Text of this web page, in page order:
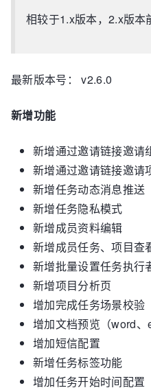
相较于1.x版本，2.x版
最新版本号： v2.6.0
新增功能
新增通过邀请链接邀请
新增通过邀请链接邀请
新增任务动态消息推送
新增任务隐私模式
新增成员资料编辑
新增成员任务、项目查
新增批量设置任务执行
新增项目分析页
增加完成任务场景校验
增加文档预览（word、
增加短信配置
新增任务标签功能
增加任务开始时间配置